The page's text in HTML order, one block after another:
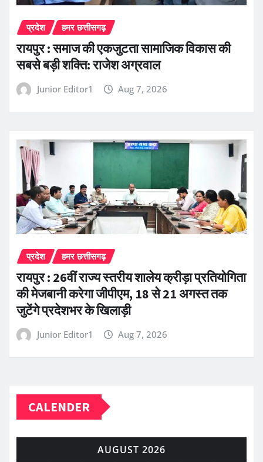
प्रदेश हमर छत्तीसगढ़
रायपुर : समाज की एकजुटता सामाजिक विकास की
सबसे बड़ी शक्ति: राजेश अग्रवाल
Junior Editor1 Aug 7, 2026
प्रदेश हमर छत्तीसगढ़
रायपुर : 26वीं राज्य स्तरीय शालेय क्रीड़ा प्रतियोगिता
की मेजबानी करेगा जीपीएम, 18 से 21 अगस्त तक
जुटेंगे प्रदेशभर के खिलाड़ी
Junior Editor1 Aug 7, 2026
CALENDER
AUGUST 2026